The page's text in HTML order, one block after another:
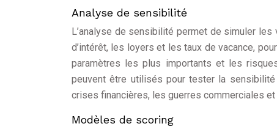
Analyse de sensibilité
L’analyse de sensibilité permet de simuler
d’intérêt, les loyers et les taux de vacance,
paramètres les plus importants et les
peuvent être utilisés pour tester la
crises financières, les guerres commerciales
Modèles de scoring